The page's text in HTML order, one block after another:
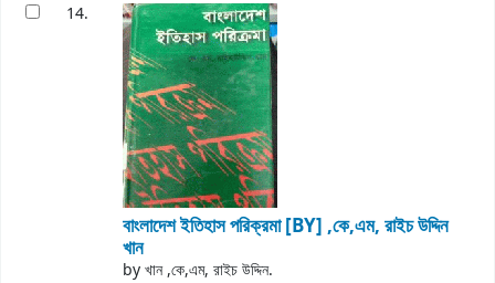
14.
বাংলাদেশ ইতিহাস পরিক্রমা[BY] ,কে,এম, রাইচ উদ্দিন
খান
byখান ,কে,এম, রাইচ উদ্দিন.